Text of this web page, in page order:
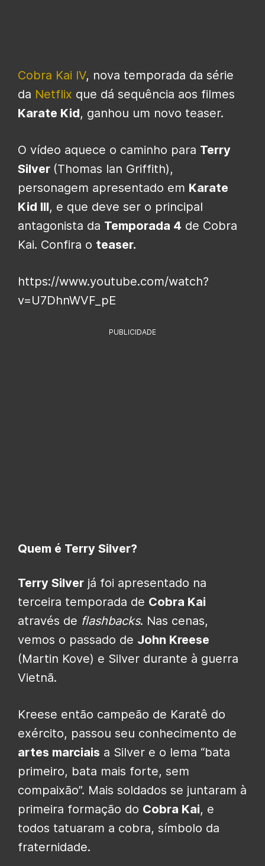
Cobra Kai IV, nova temporada da série
da Netflix que dá sequência aos filmes
Karate Kid, ganhou um novo teaser.
O vídeo aquece o caminho para Terry
Silver (Thomas Ian Griffith),
personagem apresentado em Karate
Kid III, e que deve ser o principal
antagonista da Temporada 4 de Cobra
Kai. Confira o teaser.
https://www.youtube.com/watch?
v=U7DhnWVF_pE
PUBLICIDADE
Quem é Terry Silver?
Terry Silver já foi apresentado na
terceira temporada de Cobra Kai
através de flashbacks. Nas cenas,
vemos o passado de John Kreese
(Martin Kove) e Silver durante à guerra
Vietnã.
Kreese então campeão de Karatê do
exército, passou seu conhecimento de
artes marciais a Silver e o lema “bata
primeiro, bata mais forte, sem
compaixão”. Mais soldados se juntaram à
primeira formação do Cobra Kai, e
todos tatuaram a cobra, símbolo da
fraternidade.